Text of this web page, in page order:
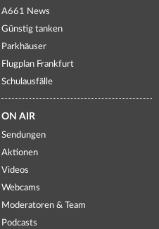
A661 News
Günstig tanken
Parkhäuser
Flugplan Frankfurt
Schulausfälle
ON AIR
Sendungen
Aktionen
Videos
Webcams
Moderatoren & Team
Podcasts